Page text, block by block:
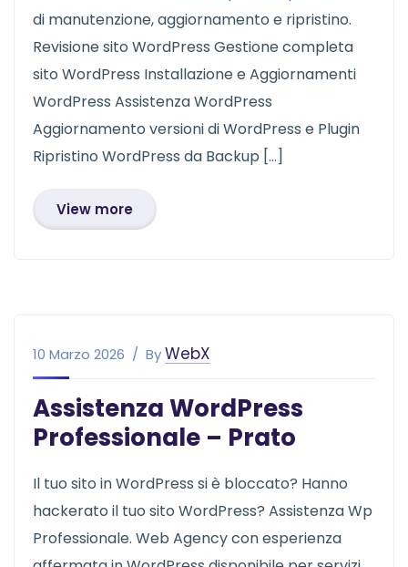
di manutenzione, aggiornamento e ripristino.
Revisione sito WordPress Gestione completa
sito WordPress Installazione e Aggiornamenti
WordPress Assistenza WordPress
Aggiornamento versioni di WordPress e Plugin
Ripristino WordPress da Backup […]
View more
10 Marzo 2026 ByWebX
Assistenza WordPress
Professionale – Prato
Il tuo sito in WordPress si è bloccato? Hanno
hackerato il tuo sito WordPress? Assistenza Wp
Professionale. Web Agency con esperienza